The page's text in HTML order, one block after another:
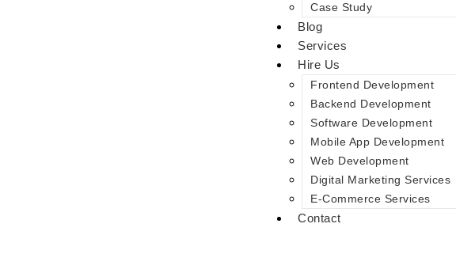
Case Study
Blog
Services
Hire Us
Frontend Development
Backend Development
Software Development
Mobile App Development
Web Development
Digital Marketing Services
E-Commerce Services
Contact